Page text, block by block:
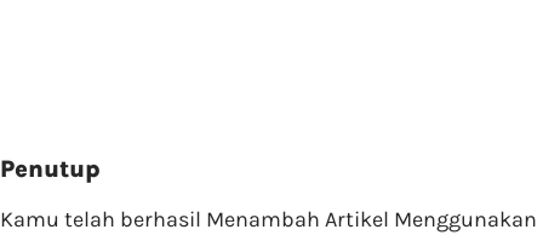
Penutup
Kamu telah berhasil Menambah Artikel Menggunakan